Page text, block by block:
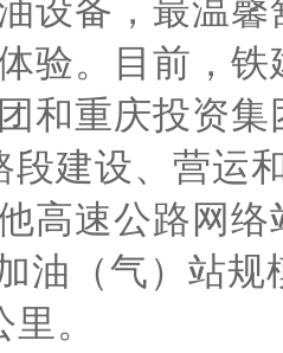
设备，最温
验。目前，
和重庆投资
段建设、营运
高速公路网
油（气）站
。